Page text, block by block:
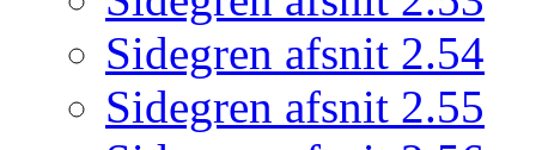
Sidegren afsnit 2.54
Sidegren afsnit 2.55